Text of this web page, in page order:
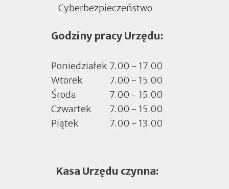
Cyberbezpieczeństwo
w
zakładce
Godziny pracy Urzędu:
Poniedziałek 7.00 - 17.00
Wtorek
7.00 - 15.00
Środa
7.00 - 15.00
Czwartek
7.00 - 15.00
Piątek
7.00 - 13.00
Kasa Urzędu czynna: